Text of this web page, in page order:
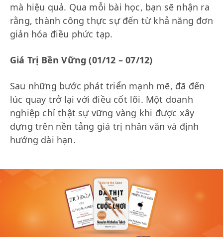
mà hiệu quả. Qua mỗi bài học, bạn sẽ nhận ra
rằng, thành công thực sự đến từ khả năng đơn
giản hóa điều phức tạp.
Giá Trị Bền Vững (01/12 – 07/12)
Sau những bước phát triển mạnh mẽ, đã đến
lúc quay trở lại với điều cốt lõi. Một doanh
nghiệp chỉ thật sự vững vàng khi được xây
dựng trên nền tảng giá trị nhân văn và định
hướng dài hạn.